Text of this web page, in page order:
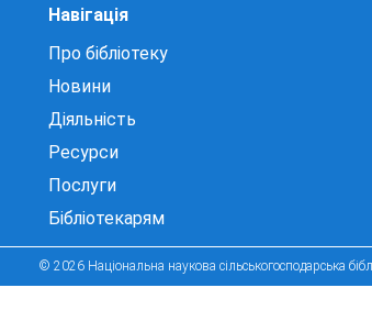
Навігація
Про бібліотеку
Новини
Діяльність
Ресурси
Послуги
Бібліотекарям
© 2026 Національна наукова сільськогосподарська